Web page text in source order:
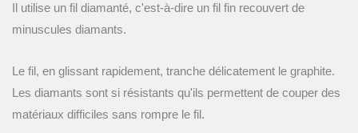
Il utilise un fil diamanté, c'est-à-dire un fil fin recouvert de
minuscules diamants.
Le fil, en glissant rapidement, tranche délicatement le graphite.
Les diamants sont si résistants qu'ils permettent de couper des
matériaux difficiles sans rompre le fil.